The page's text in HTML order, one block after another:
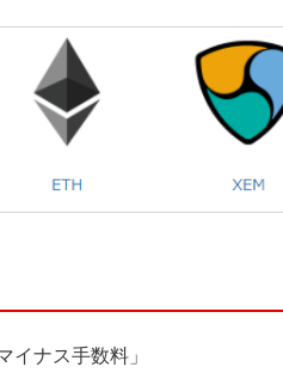
イナス手数料」